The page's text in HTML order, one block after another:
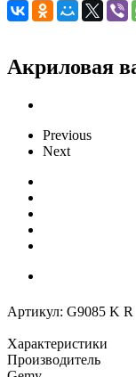
Акриловая
Previous
Next
Артикул: G9085 K R
Характеристики
Производитель